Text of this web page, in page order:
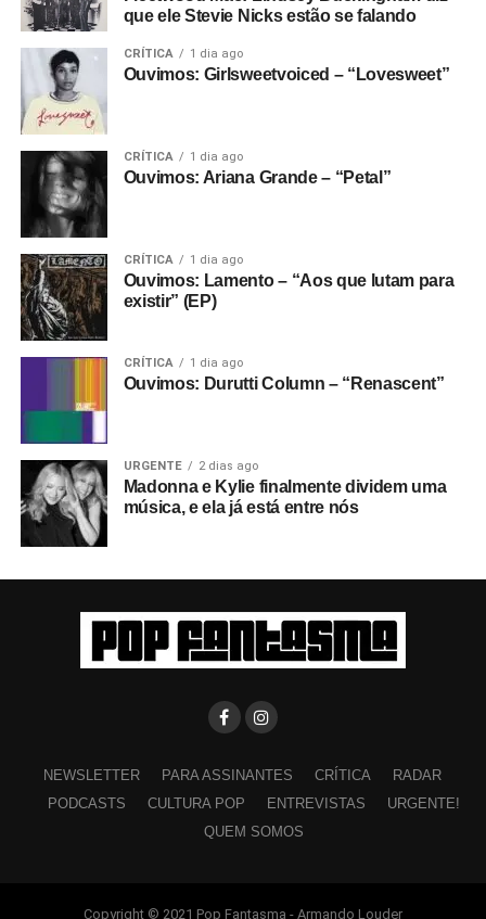
que ele Stevie Nicks estão se falando
CRÍTICA 1 dia ago
Ouvimos: Girlsweetvoiced – “Lovesweet”
CRÍTICA 1 dia ago
Ouvimos: Ariana Grande – “Petal”
CRÍTICA 1 dia ago
Ouvimos: Lamento – “Aos que lutam para
existir” (EP)
CRÍTICA 1 dia ago
Ouvimos: Durutti Column – “Renascent”
URGENTE 2 dias ago
Madonna e Kylie finalmente dividem uma
música, e ela já está entre nós
NEWSLETTER PARA ASSINANTES CRÍTICA
RADAR
PODCASTS
CULTURA POP ENTREVISTAS
URGENTE!
QUEM SOMOS
Copyright © 2021 Pop Fantasma - Armando Louder